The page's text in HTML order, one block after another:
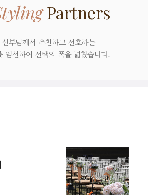
Partners
부님께서 추천하고 선호하는
엄선하여 선택의 폭을 넓혔습니다.